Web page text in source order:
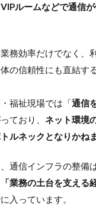
VIPルームなどで通信
務効率だけでなく、
の信頼性にも直結す
福祉現場では「通信
ており、 ネット環境
ルネックとなりかねま
通信インフラの整備
「業務の土台を支える
入っています。